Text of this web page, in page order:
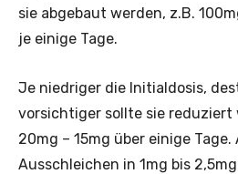
sie abgebaut werden, z.B.
je einige Tage.
Je niedriger die Initialdosis,
vorsichtiger sollte sie reduziert
20mg – 15mg über einige
Ausschleichen in 1mg bis